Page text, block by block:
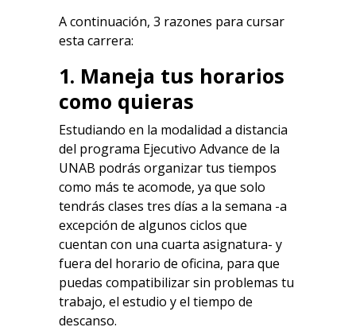
A continuación, 3 razones para cursar
esta carrera:
1. Maneja tus horarios
como quieras
Estudiando en la modalidad a distancia
del programa Ejecutivo Advance de la
UNAB podrás organizar tus tiempos
como más te acomode, ya que solo
tendrás clases tres días a la semana -a
excepción de algunos ciclos que
cuentan con una cuarta asignatura- y
fuera del horario de oficina, para que
puedas compatibilizar sin problemas tu
trabajo, el estudio y el tiempo de
descanso.